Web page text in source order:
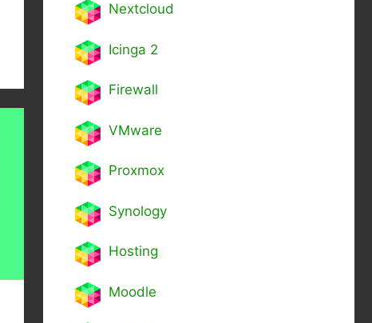
Nextcloud
Icinga 2
Firewall
VMware
Proxmox
Synology
Hosting
Moodle